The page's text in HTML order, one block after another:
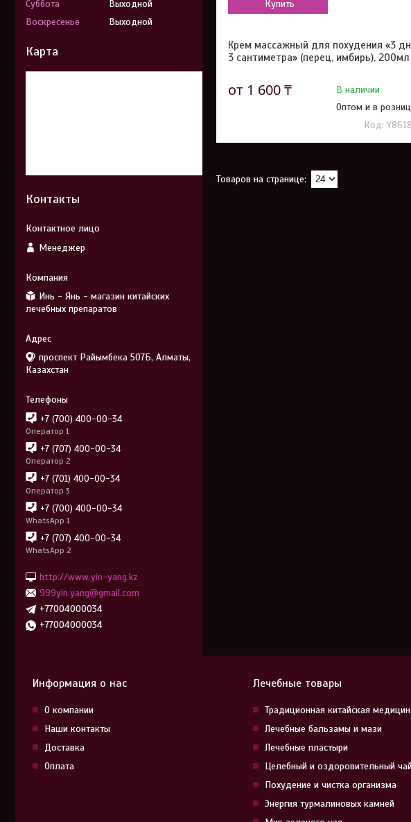
Купить
Крем массажный для похудения «3
3 сантиметра» (перец, имбирь), 200мл
от 1 600 ₸
В наличии
Оптом и в
Суббота
Выходной
Воскресенье
Выходной
Карта
Контакты
Менеджер
Инь - Янь - магазин китайских
лечебных препаратов
проспект Райымбека 507Б, Алматы,
Казахстан
+7 (700) 400-00-34
Оператор 1
+7 (707) 400-00-34
Оператор 2
+7 (701) 400-00-34
Оператор 3
+7 (700) 400-00-34
WhatsApp 1
+7 (707) 400-00-34
WhatsApp 2
http://www.yin-yang.kz
999yin.yang@gmail.com
+77004000034
+77004000034
Информация о нас
О компании
Наши контакты
Доставка
Оплата
Лечебные товары
Традиционная китайская
Лечебные бальзамы и мази
Лечебные пластыри
Целебный и оздоровительный
Похудение и чистка организма
Энергия турмалиновых камней